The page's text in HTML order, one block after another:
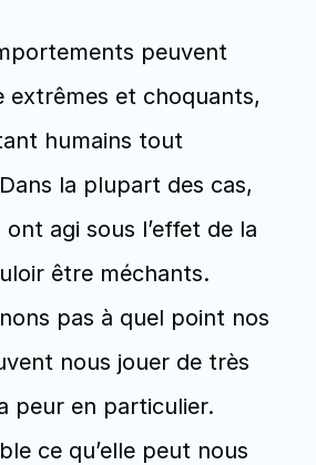
peuvent
extrêmes et choquants,
humains tout
la plupart des cas,
agi sous l’effet de la
être méchants.
pas à quel point nos
nous jouer de très
peur en particulier.
ce qu’elle peut nous